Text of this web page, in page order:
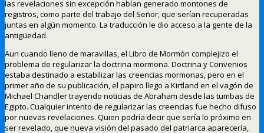
las revelaciones sin excepción habían generado montones de
registros, como parte del trabajo del Señor, que serían recuperadas
juntas en algún momento. La traducción le dio acceso a la gente de la
antigüedad.
Aun cuando lleno de maravillas, el Libro de Mormón complejizo el
problema de regularizar la doctrina mormona. Doctrina y Convenios
estaba destinado a estabilizar las creencias mormonas, pero en el
primer año de su publicación, el papiro llego a Kirtland en el vagón de
Michael Chandler trayendo noticias de Abraham desde las tumbas de
Egipto. Cualquier intento de regularizar las creencias fue hecho difuso
por nuevas revelaciones. Quien podría decir que sería lo próximo en
ser revelado, que nueva visión del pasado del patriarca aparecería,